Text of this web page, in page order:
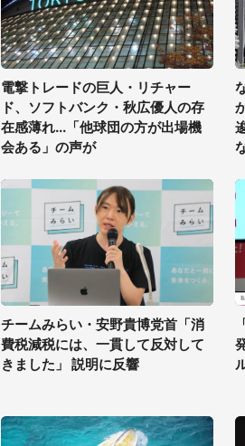
電撃トレードの巨人・リチャー
ド、ソフトバンク・秋広優人の存
在感薄れ...「他球団の方が出場機
会ある」の声が
チームみらい・安野貴博党首「消
費税減税には、一貫して反対して
きました」 説明に反響